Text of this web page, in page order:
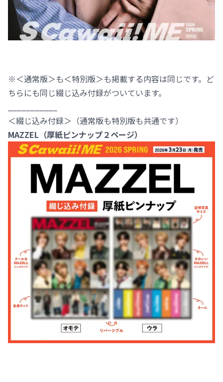
※＜通常版＞も＜特別版＞も掲載する内容は同じです。ど
ちらにも同じ綴じ込み付録がついています。
＜綴じ込み付録＞（通常版も特別版も共通です）
MAZZEL （厚紙ピンナップ２ページ）